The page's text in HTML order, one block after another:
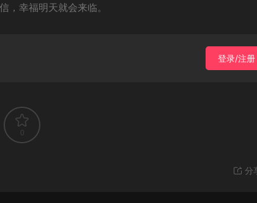
幸福明天就会来临。
登录/注册
0
分